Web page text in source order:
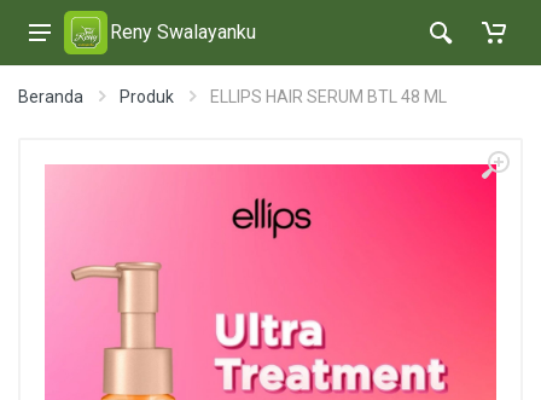
Reny Swalayanku
Beranda Produk ELLIPS HAIR SERUM BTL 48 ML